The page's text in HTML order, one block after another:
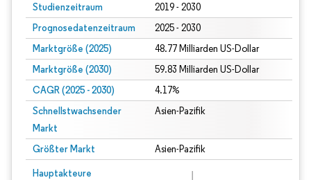
Studienzeitraum 2019 - 2030
Prognosedatenzeitraum 2025 - 2030
Marktgröße (2025) 48.77 Milliarden US-Dollar
Marktgröße (2030) 59.83 Milliarden US-Dollar
CAGR (2025 - 2030) 4.17%
Schnellstwachsender
Markt
Asien-Pazifik
Größter Markt Asien-Pazifik
Hauptakteure